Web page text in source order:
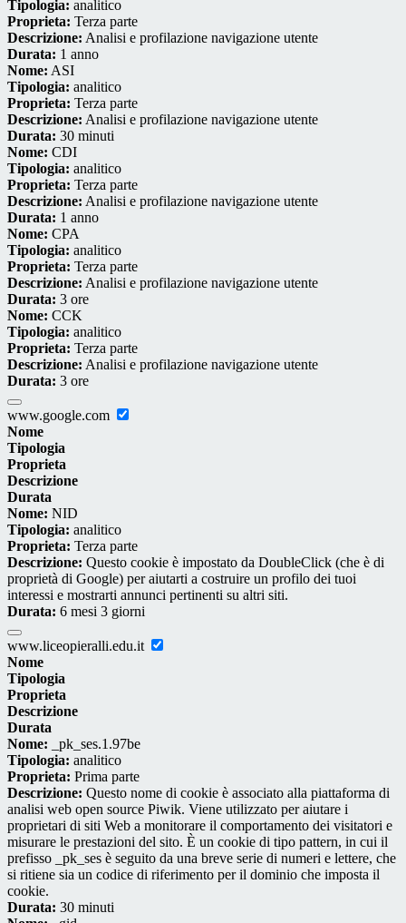
Tipologia: analitico
Proprieta: Terza parte
Descrizione: Analisi e profilazione navigazione utente
Durata: 1 anno
Nome: ASI
Tipologia: analitico
Proprieta: Terza parte
Descrizione: Analisi e profilazione navigazione utente
Durata: 30 minuti
Nome: CDI
Tipologia: analitico
Proprieta: Terza parte
Descrizione: Analisi e profilazione navigazione utente
Durata: 1 anno
Nome: CPA
Tipologia: analitico
Proprieta: Terza parte
Descrizione: Analisi e profilazione navigazione utente
Durata: 3 ore
Nome: CCK
Tipologia: analitico
Proprieta: Terza parte
Descrizione: Analisi e profilazione navigazione utente
Durata: 3 ore
www.google.com
Nome
Tipologia
Proprieta
Descrizione
Durata
Nome: NID
Tipologia: analitico
Proprieta: Terza parte
Descrizione: Questo cookie è impostato da DoubleClick (che è di
proprietà di Google) per aiutarti a costruire un profilo dei tuoi
interessi e mostrarti annunci pertinenti su altri siti.
Durata: 6 mesi 3 giorni
www.liceopieralli.edu.it
Nome
Tipologia
Proprieta
Descrizione
Durata
Nome: _pk_ses.1.97be
Tipologia: analitico
Proprieta: Prima parte
Descrizione: Questo nome di cookie è associato alla piattaforma di
analisi web open source Piwik. Viene utilizzato per aiutare i
proprietari di siti Web a monitorare il comportamento dei visitatori e
misurare le prestazioni del sito. È un cookie di tipo pattern, in cui il
prefisso _pk_ses è seguito da una breve serie di numeri e lettere, che
si ritiene sia un codice di riferimento per il dominio che imposta il
cookie.
Durata: 30 minuti